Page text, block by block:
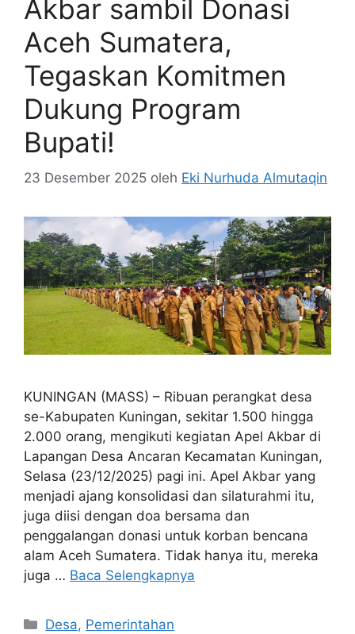
Akbar sambil Donasi
Aceh Sumatera,
Tegaskan Komitmen
Dukung Program
Bupati!
23 Desember 2025 oleh Eki Nurhuda Almutaqin
KUNINGAN (MASS) – Ribuan perangkat desa
se-Kabupaten Kuningan, sekitar 1.500 hingga
2.000 orang, mengikuti kegiatan Apel Akbar di
Lapangan Desa Ancaran Kecamatan Kuningan,
Selasa (23/12/2025) pagi ini. Apel Akbar yang
menjadi ajang konsolidasi dan silaturahmi itu,
juga diisi dengan doa bersama dan
penggalangan donasi untuk korban bencana
alam Aceh Sumatera. Tidak hanya itu, mereka
juga … Baca Selengkapnya
Kategori
Desa, Pemerintahan